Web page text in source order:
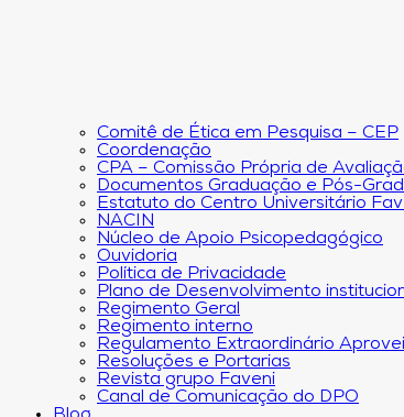
Comitê de Ética em Pesquisa – CEP
Coordenação
CPA – Comissão Própria de
Documentos Graduação e Pós-
Estatuto do Centro Universitário
NACIN
Núcleo de Apoio Psicopedagógico
Ouvidoria
Política de Privacidade
Plano de Desenvolvimento
Regimento Geral
Regimento interno
Regulamento Extraordinário
Resoluções e Portarias
Revista grupo Faveni
Canal de Comunicação do DPO